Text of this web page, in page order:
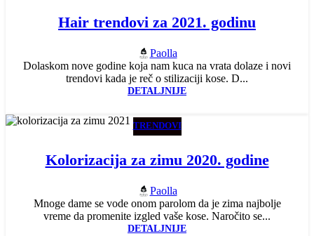
Hair trendovi za 2021. godinu
Paolla
Dolaskom nove godine koja nam kuca na vrata dolaze i novi
trendovi kada je reč o stilizaciji kose. D...
DETALJNIJE
TRENDOVI
Kolorizacija za zimu 2020. godine
Paolla
Mnoge dame se vode onom parolom da je zima najbolje
vreme da promenite izgled vaše kose. Naročito se...
DETALJNIJE